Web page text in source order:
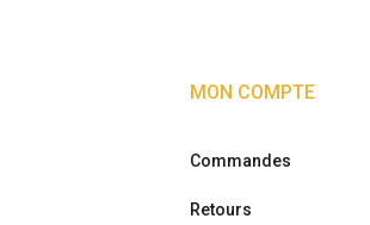
MON COMPTE
Commandes
Retours